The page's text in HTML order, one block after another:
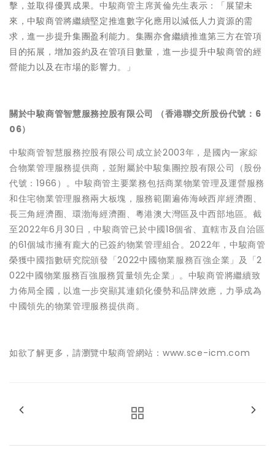
擊，並取得優異成果。 中駿商管主席黃倫先生表示：「展望未
來，中駿商管將繼續堅定推進數字化應用以減低人力資源的需
求，進一步提升集團盈利能力。集團亦會繼續推進第三方在管項
目的拓展，增加簽約及在管項目數量，進一步提升中駿商管的經
營能力以及在市場的影響力。」
關於中駿商管智慧服務控股有限公司 （香港聯交所股份代號：6
06）
中駿商管智慧服務控股有限公司成立於2003年，是國內一家綜
合物業管理服務提供商，並附屬於中駿集團控股有限公司（股份
代號：1966）。中駿商管主要業務包括商業物業管理及運營服務
和住宅物業管理服務兩大板塊，服務範圍遍佈海峽西岸經濟圈、
長三角經濟圈、環渤海經濟圈、粵港澳大灣區及中西部地區。截
至2022年6月30日，中駿商管已於中國18個省、直轄市及自治區
的61個城市擁有龐大的已簽約物業管理組合。2022年，中駿商管
榮獲中國指數研究院頒發「2022中國物業服務百強企業」及「2
022中國物業服務百強服務質量領先企業」。中駿商管將繼續致
力佈局全國，以進一步突顯其連鎖化優勢和品牌效應，力爭成為
中國領先的物業管理服務提供商。
如欲了解更多，請瀏覽中駿商管網站： www.sce-icm.com